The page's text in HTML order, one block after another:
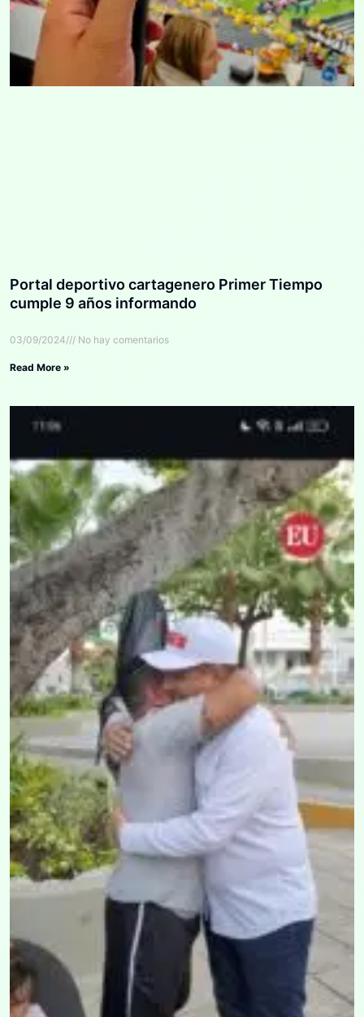
Portal deportivo cartagenero Primer Tiempo
cumple 9 años informando
03/09/2024 No hay comentarios
Read More »